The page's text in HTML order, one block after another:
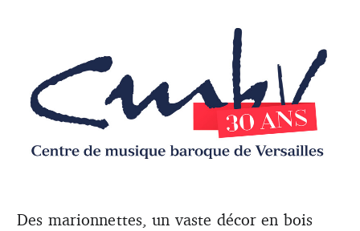
Des marionnettes, un vaste décor en bois